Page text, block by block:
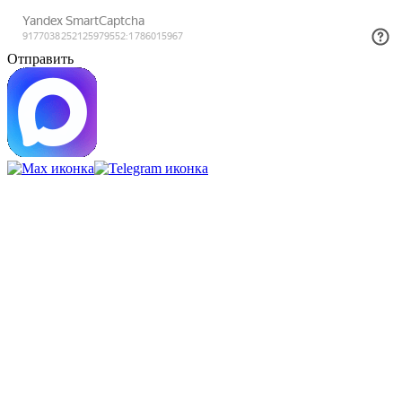
Отправить